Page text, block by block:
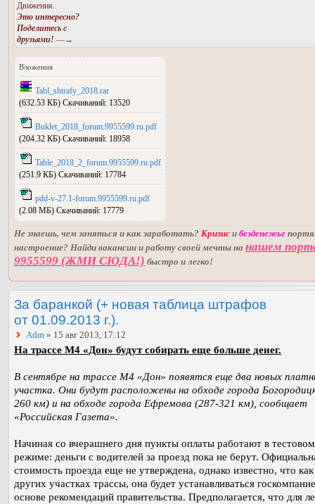
Движения.
Это интересно?
Поделитесь с
друзьями! —→
Вложения
Tabl_shtrafy_2018.rar
(632.53 КБ) Скачиваний: 13520
Buklet_2018_forum.9955599.ru.pdf
(204.32 КБ) Скачиваний: 18958
Table_2018_2_forum.9955599.ru.pdf
(251.9 КБ) Скачиваний: 17784
pdd-v-27.1-forum.9955599.ru.pdf
(2.08 МБ) Скачиваний: 17779
Не знаешь, чем заняться и как заработать? Кризис и безденежье
настроение? Найди вакансии и работу своей мечты на нашем
9955599 (ЖМИ СЮДА!) быстро и легко!
За баранкой (+ новая таблица штрафов
от 01.09.2013 г.).
Adm » 15 авг 2013, 17:12
На трассе М4 «Дон» будут собирать еще больше денег.
В сентябре на трассе М4 «Дон» появятся еще два новых
участка. Они будут расположены на обходе города
260 км) и на обходе города Ефремова (287-321 км), сообщает
«Российская Газета».
Начиная со вчерашнего дня пункты оплаты работают в тестовом
режиме: деньги с водителей за проезд пока не берут.
стоимость проезда еще не утверждена, однако известно, что
других участках трассы, она будет устанавливаться
основе рекомендаций правительства. Предполагается, что для